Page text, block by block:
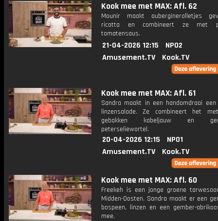
Kook mee met MAX: Afl. 62
Mounir maakt auberginerolletjes
ricotta en combineert ze met
tomatensaus.
21-04-2026 12:15
NPO2
Amusement.TV
Kook.TV
Kook mee met MAX: Afl. 61
Sandra maakt in een handomdraai
linzensalade. Ze combineert het
gebakken kabeljauw en
peterseliewortel.
20-04-2026 12:15
NPO1
Amusement.TV
Kook.TV
Kook mee met MAX: Afl. 60
Freekeh is een jonge groene
Midden-Oosten. Sandra maakt er een
bospeen, linzen en een gember-
mee.